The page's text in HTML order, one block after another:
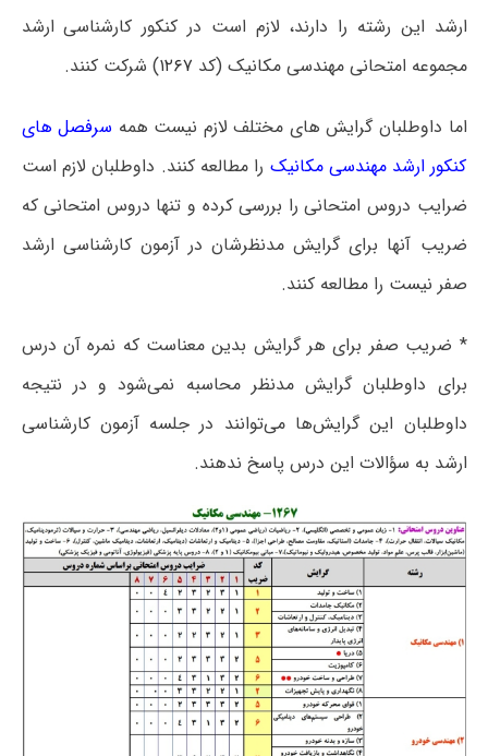
ارشد این رشته را دارند، لازم است در کنکور کارشناسی ارشد
مجموعه امتحانی مهندسی مکانیک (کد ۱۲۶۷) شرکت کنند.
اما داوطلبان گرایش های مختلف لازم نیست همه سرفصل های
کنکور ارشد مهندسی مکانیک را مطالعه کنند. داوطلبان لازم است
ضرایب دروس امتحانی را بررسی کرده و تنها دروس امتحانی که
ضریب آنها برای گرایش مدنظرشان در آزمون کارشناسی ارشد
صفر نیست را مطالعه کنند.
* ضریب صفر برای هر گرایش بدین معناست که نمره آن درس
برای داوطلبان گرایش مدنظر محاسبه نمی‌شود و در نتیجه
داوطلبان این گرایش‌ها می‌توانند در جلسه آزمون کارشناسی
ارشد به سؤالات این درس پاسخ ندهند.